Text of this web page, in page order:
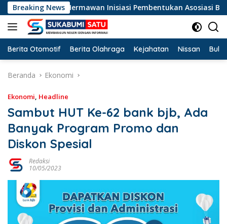
Langsung
ke
konten
Breaking News
Hermawan Inisiasi Pembentukan Asosiasi BPJS
Berita Otomotif Berita Olahraga Kejahatan Nissan
Beranda Ekonomi
Ekonomi, Headline
Sambut HUT Ke-62 bank bjb, Ada
Banyak Program Promo dan
Diskon Spesial
Redaksi
10/05/2023